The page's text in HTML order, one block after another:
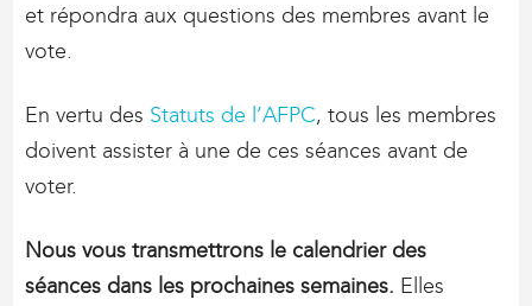
et répondra aux questions des membres avant le
vote.
En vertu des Statuts de l’AFPC, tous les membres
doivent assister à une de ces séances avant de
voter.
Nous vous transmettrons le calendrier des
séances dans les prochaines semaines. Elles